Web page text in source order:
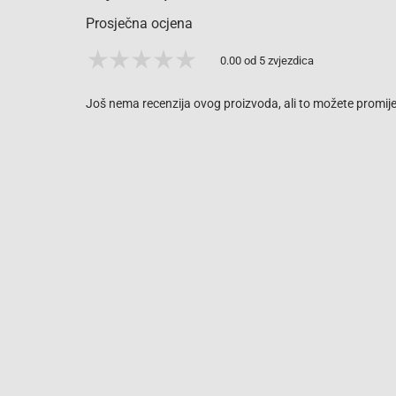
Prosječna ocjena
0.00 od 5 zvjezdica
Još nema recenzija ovog proizvoda, ali to možete